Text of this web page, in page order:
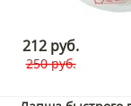
212 руб.
250 руб.